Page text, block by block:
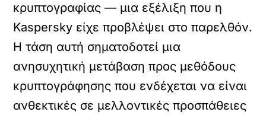
κρυπτογραφίας — μια εξέλιξη που η
Kaspersky είχε προβλέψει στο παρελθόν.
Η τάση αυτή σηματοδοτεί μια
ανησυχητική μετάβαση προς μεθόδους
κρυπτογράφησης που ενδέχεται να είναι
ανθεκτικές σε μελλοντικές προσπάθειες